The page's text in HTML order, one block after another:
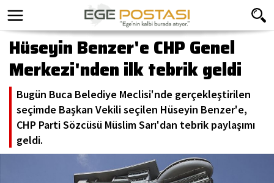
Hüseyin Benzer'e CHP Genel
Merkezi'nden ilk tebrik geldi
Bugün Buca Belediye Meclisi'nde gerçekleştirilen
seçimde Başkan Vekili seçilen Hüseyin Benzer'e,
CHP Parti Sözcüsü Müslim Sarı'dan tebrik paylaşımı
geldi.